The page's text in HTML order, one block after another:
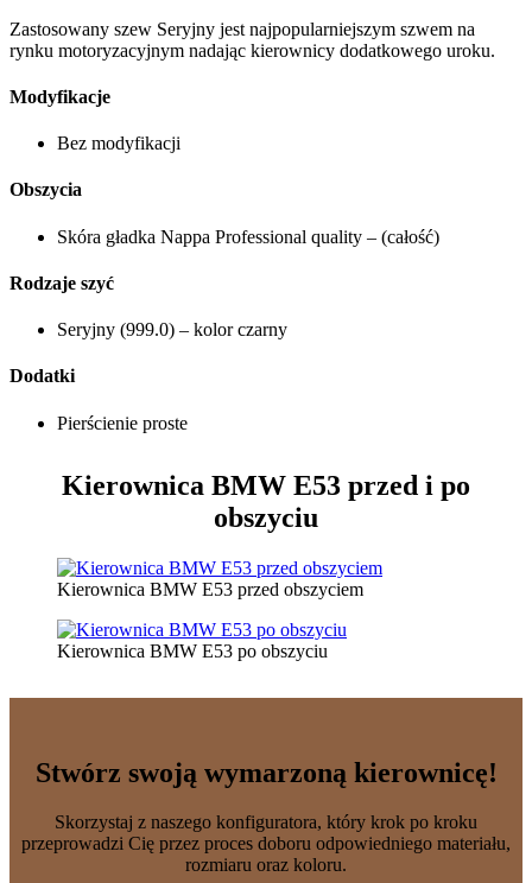
Zastosowany szew Seryjny jest najpopularniejszym szwem na
rynku motoryzacyjnym nadając kierownicy dodatkowego uroku.
Modyfikacje
Bez modyfikacji
Obszycia
Skóra gładka Nappa Professional quality – (całość)
Rodzaje szyć
Seryjny (999.0) – kolor czarny
Dodatki
Pierścienie proste
Kierownica BMW E53 przed i po
obszyciu
Kierownica BMW E53 przed obszyciem
Kierownica BMW E53 po obszyciu
Stwórz swoją wymarzoną kierownicę!
Skorzystaj z naszego konfiguratora, który krok po kroku
przeprowadzi Cię przez proces doboru odpowiedniego materiału,
rozmiaru oraz koloru.